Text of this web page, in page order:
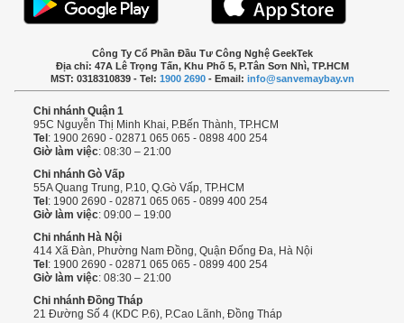
Công Ty Cổ Phần Đầu Tư Công Nghệ GeekTek
Địa chỉ: 47A Lê Trọng Tấn, Khu Phố 5, P.Tân Sơn Nhì, TP.HCM
MST: 0318310839 - Tel: 1900 2690- Email: info@sanvemaybay.vn
Chi nhánh Quận 1
95C Nguyễn Thị Minh Khai, P.Bến Thành, TP.HCM
Tel : 1900 2690 - 02871 065 065 - 0898 400 254
Giờ làm việc: 08:30 – 21:00
Chi nhánh Gò Vấp
55A Quang Trung, P.10, Q.Gò Vấp, TP.HCM
Tel : 1900 2690 - 02871 065 065 - 0899 400 254
Giờ làm việc: 09:00 – 19:00
Chi nhánh Hà Nội
414 Xã Đàn, Phường Nam Đồng, Quận Đống Đa, Hà Nội
Tel : 1900 2690 - 02871 065 065 - 0899 400 254
Giờ làm việc: 08:30 – 21:00
Chi nhánh Đồng Tháp
21 Đường Số 4 (KDC P.6), P.Cao Lãnh, Đồng Tháp